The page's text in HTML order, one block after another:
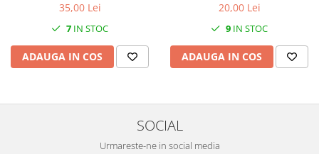
35,00 Lei
7 IN STOC
ADAUGA IN COS
20,00 Lei
9 IN STOC
ADAUGA IN COS
SOCIAL
Urmareste-ne in social media